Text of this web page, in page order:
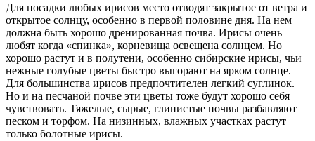
Для посадки любых ирисов место отводят закрытое от ветра и
открытое солнцу, особенно в первой половине дня. На нем
должна быть хорошо дренированная почва. Ирисы очень
любят когда «спинка», корневища освещена солнцем. Но
хорошо растут и в полутени, особенно сибирские ирисы, чьи
нежные голубые цветы быстро выгорают на ярком солнце.
Для большинства ирисов предпочтителен легкий суглинок.
Но и на песчаной почве эти цветы тоже будут хорошо себя
чувствовать. Тяжелые, сырые, глинистые почвы разбавляют
песком и торфом. На низинных, влажных участках растут
только болотные ирисы.